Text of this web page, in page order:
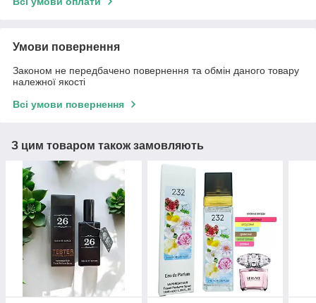
Умови повернення
Законом не передбачено повернення та обмін даного товару
належної якості
Всі умови повернення
З цим товаром також замовляють